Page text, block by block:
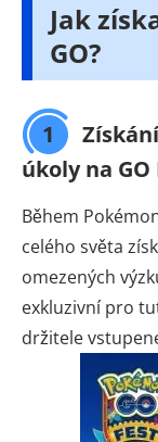
Jak
GO?
1
úkoly na GO
Během
celého světa
omezených
exkluzivní pro
držitele